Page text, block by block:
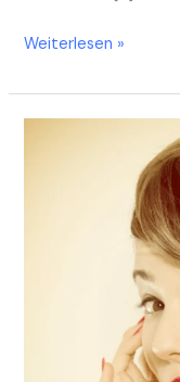
Weiterlesen »